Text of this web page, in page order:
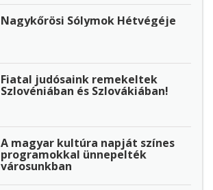
Nagykőrösi Sólymok Hétvégéje
Fiatal judósaink remekeltek
Szlovéniában és Szlovákiában!
A magyar kultúra napját színes
programokkal ünnepelték
városunkban